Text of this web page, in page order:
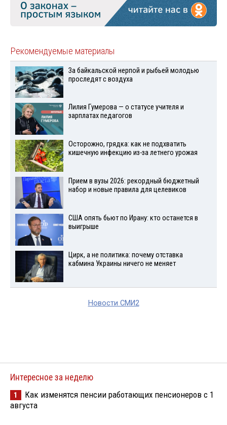
Рекомендуемые материалы
За байкальской нерпой и рыбьей молодью
проследят с воздуха
Лилия Гумерова — о статусе учителя и
зарплатах педагогов
Осторожно, грядка: как не подхватить
кишечную инфекцию из-за летнего урожая
Прием в вузы 2026: рекордный бюджетный
набор и новые правила для целевиков
США опять бьют по Ирану: кто останется в
выигрыше
Цирк, а не политика: почему отставка
кабмина Украины ничего не меняет
Новости СМИ2
Интересное за неделю
1
Как изменятся пенсии работающих пенсионеров с 1
августа